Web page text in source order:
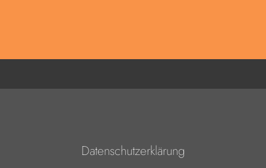
Datenschutzerklärung